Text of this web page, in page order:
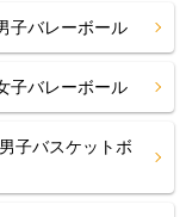
バレーボール
バレーボール
子バスケットボ